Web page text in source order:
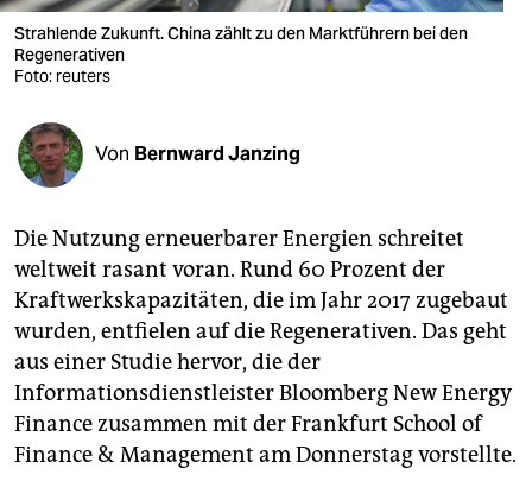
verlag
veranstaltungen
fragen & hilfe
abo
genossenschaft
epaper login
Strahlende Zukunft. China zählt zu den Marktführern bei den
Regenerativen
Foto: reuters
Von Bernward Janzing
Die Nutzung erneuerbarer Energien schreitet
weltweit rasant voran. Rund 60 Prozent der
Kraftwerkskapazitäten, die im Jahr 2017 zugebaut
wurden, entfielen auf die Regenerativen. Das geht
aus einer Studie hervor, die der
Informationsdienstleister Bloomberg New Energy
Finance zusammen mit der Frankfurt School of
Finance & Management am Donnerstag vorstellte.